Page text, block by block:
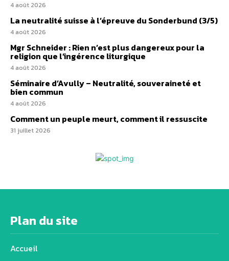
4 août 2026
La neutralité suisse à l’épreuve du Sonderbund (3/5)
4 août 2026
Mgr Schneider : Rien n’est plus dangereux pour la
religion que l’ingérence liturgique
4 août 2026
Séminaire d’Avully – Neutralité, souveraineté et
bien commun
4 août 2026
Comment un peuple meurt, comment il ressuscite
31 juillet 2026
Plan du site
Accueil